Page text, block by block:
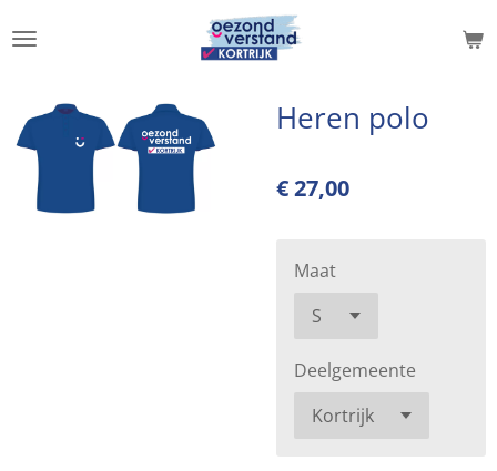
direct
hoofdinhoud
Heren polo
€ 27,00
Maat
Deelgemeente